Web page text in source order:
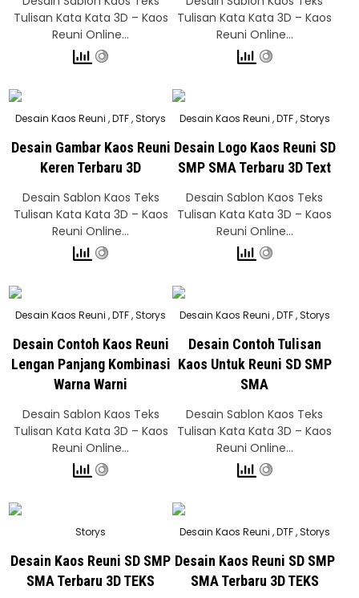
Tulisan Kata Kata 3D – Kaos
Reuni Online…
Tulisan Kata Kata 3D – Kaos
Reuni Online…
Posted
Desain Kaos Reuni ,DTF,Storys
Desain Gambar Kaos Reuni
Keren Terbaru 3D
Desain Sablon Kaos Teks
Tulisan Kata Kata 3D – Kaos
Reuni Online…
Posted
Desain Kaos Reuni ,DTF,Storys
Desain Logo Kaos Reuni SD
SMP SMA Terbaru 3D Text
Desain Sablon Kaos Teks
Tulisan Kata Kata 3D – Kaos
Reuni Online…
Posted
Desain Kaos Reuni ,DTF,Storys
Desain Contoh Kaos Reuni
Lengan Panjang Kombinasi
Warna Warni
Desain Sablon Kaos Teks
Tulisan Kata Kata 3D – Kaos
Reuni Online…
Posted
Desain Kaos Reuni ,DTF,Storys
Desain Contoh Tulisan
Kaos Untuk Reuni SD SMP
SMA
Desain Sablon Kaos Teks
Tulisan Kata Kata 3D – Kaos
Reuni Online…
Posted
Storys
Desain Kaos Reuni SD SMP
SMA Terbaru 3D TEKS
Posted
Desain Kaos Reuni ,DTF,Storys
Desain Kaos Reuni SD SMP
SMA Terbaru 3D TEKS